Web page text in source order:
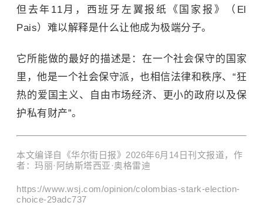
但去年11月，西班牙左翼报纸《国家报》（El
Pais）难以解释是什么让他成为极端分子。
它所能做的最好的描述是：在一个社会保守的国家
里，他是一个社会保守派，也相信法律和秩序、“狂
热的爱国主义、自由市场经济、更小的政府以及保
护私有财产”。
本文编译自《华尔街日报》2026年6月14日刊文报道，作
者：玛丽·阿纳斯塔西亚·奥格雷迪
https://www.wsj.com/opinion/colombias-stark-election-
choice-29adc737